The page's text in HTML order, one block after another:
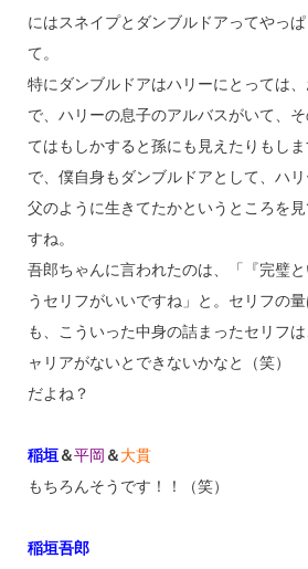
にはスネイプとダンブルドアってやっ
て。
特にダンブルドアはハリーにとっては
で、ハリーの息子のアルバスがいて、
てはもしかすると孫にも見えたりもし
で、僕自身もダンブルドアとして、ハ
父のように生きてたかというところを
すね。
吾郎ちゃんに言われたのは、「『完璧
うセリフがいいですね」と。セリフの
も、こういった中身の詰まったセリフ
ャリアがないとできないかなと（笑）
だよね？
稲垣＆平岡 ＆大貫
もちろんそうです！！（笑）
稲垣吾郎